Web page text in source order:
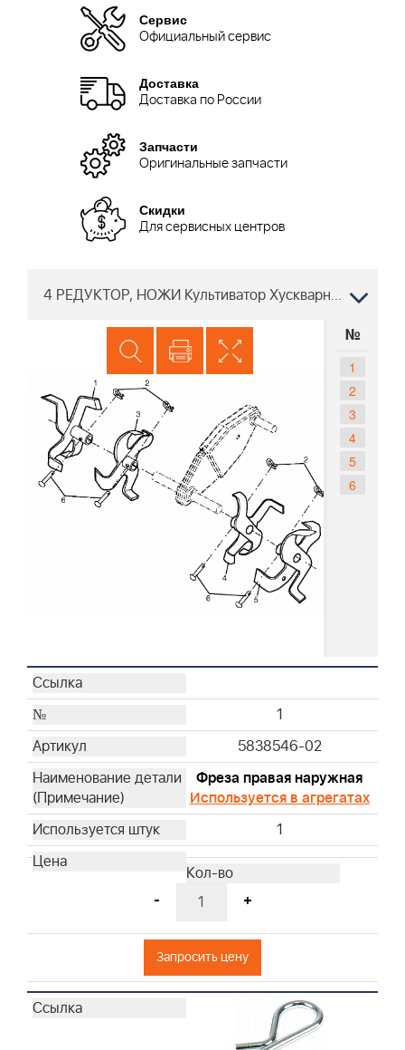
Сервис
Официальный сервис
Доставка
Доставка по России
Запчасти
Оригинальные запчасти
Скидки
Для сервисных центров
4 РЕДУКТОР, НОЖИ Культиватор Хускварна TF 224 96083001100 2017-09
№
1
2
3
4
5
6
1
5838546-02
Фреза правая наружная
Используется в агрегатах
1
- +
Запросить цену